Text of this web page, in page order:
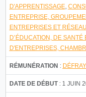
D'APPRENTISSAGE,
ENTREPRISE,
ENTREPRISES ET
D’ÉDUCATION, DE
D'ENTREPRISES,
RÉMUNÉRATION :
DATE DE DÉBUT: 1 JUIN